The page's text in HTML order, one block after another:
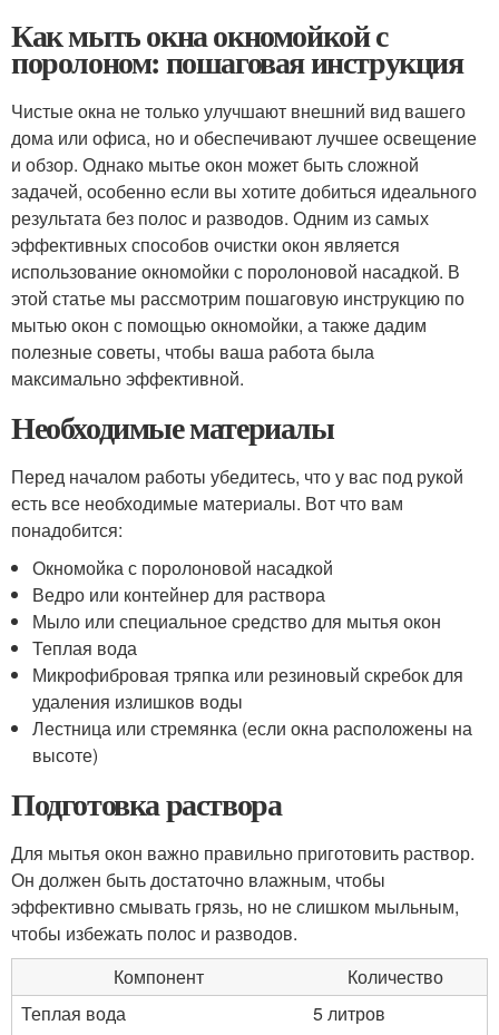
Как мыть окна окномойкой с
поролоном: пошаговая инструкция
Чистые окна не только улучшают внешний вид вашего
дома или офиса, но и обеспечивают лучшее освещение
и обзор. Однако мытье окон может быть сложной
задачей, особенно если вы хотите добиться идеального
результата без полос и разводов. Одним из самых
эффективных способов очистки окон является
использование окномойки с поролоновой насадкой. В
этой статье мы рассмотрим пошаговую инструкцию по
мытью окон с помощью окномойки, а также дадим
полезные советы, чтобы ваша работа была
максимально эффективной.
Необходимые материалы
Перед началом работы убедитесь, что у вас под рукой
есть все необходимые материалы. Вот что вам
понадобится:
Окномойка с поролоновой насадкой
Ведро или контейнер для раствора
Мыло или специальное средство для мытья окон
Теплая вода
Микрофибровая тряпка или резиновый скребок для
удаления излишков воды
Лестница или стремянка (если окна расположены на
высоте)
Подготовка раствора
Для мытья окон важно правильно приготовить раствор.
Он должен быть достаточно влажным, чтобы
эффективно смывать грязь, но не слишком мыльным,
чтобы избежать полос и разводов.
Компонент
Количество
Теплая вода
5 литров